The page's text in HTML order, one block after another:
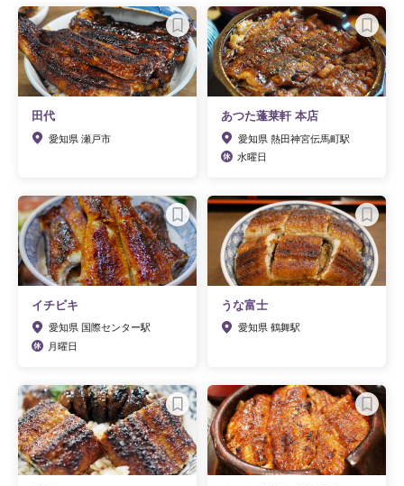
田代
愛知県 瀬戸市
あつた蓬莱軒 本店
愛知県 熱田神宮伝馬町駅
水曜日
イチビキ
愛知県 国際センター駅
月曜日
うな富士
愛知県 鶴舞駅